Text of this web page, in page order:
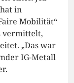
in
Mobilität“
vermittelt,
„Das war
IG-Metall